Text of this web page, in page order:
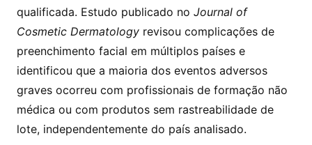
qualificada. Estudo publicado no Journal of
Cosmetic Dermatology revisou complicações de
preenchimento facial em múltiplos países e
identificou que a maioria dos eventos adversos
graves ocorreu com profissionais de formação não
médica ou com produtos sem rastreabilidade de
lote, independentemente do país analisado.